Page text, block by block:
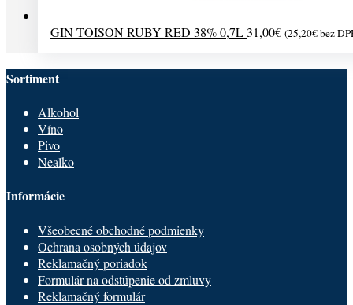
GIN TOISON RUBY RED 38% 0,7L31,00€ (25,20€bez
Sortiment
Alkohol
Víno
Pivo
Nealko
Informácie
Všeobecné obchodné podmienky
Ochrana osobných údajov
Reklamačný poriadok
Formulár na odstúpenie od zmluvy
Reklamačný formulár